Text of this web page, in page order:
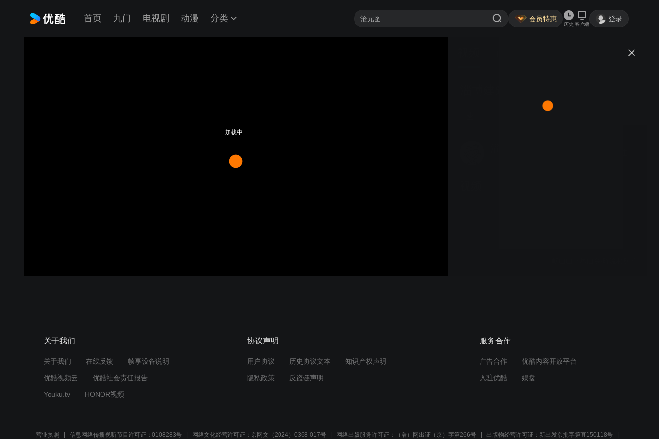
首页 九门 电视剧 动漫 分类 会员特惠
历史 客户端
登录
加载中...
关于我们
关于我们 在线反馈 帧享设备说明
优酷视频云 优酷社会责任报告
Youku.tv HONOR视频
协议声明
用户协议 历史协议文本 知识产权声明
隐私政策 反盗链声明
服务合作
广告合作 优酷内容开放平台
入驻优酷 娱盘
营业执照 信息网络传播视听节目许可证：0108283号 网络文化经营许可证：京网文（2024）0368-017号 网络出版服务许可证：（署）网出证（京）字第266号 出版物经营许可证：新出发京批字第直150118号